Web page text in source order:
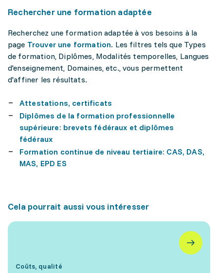
Rechercher une formation adaptée
Recherchez une formation adaptée à vos besoins à la
page Trouver une formation. Les filtres tels que Types
de formation, Diplômes, Modalités temporelles, Langues
d'enseignement, Domaines, etc., vous permettent
d'affiner les résultats.
Attestations, certificats
Diplômes de la formation professionnelle
supérieure: brevets fédéraux et diplômes
fédéraux
Formation continue de niveau tertiaire: CAS, DAS,
MAS, EPD ES
Cela pourrait aussi vous intéresser
Coûts, qualité